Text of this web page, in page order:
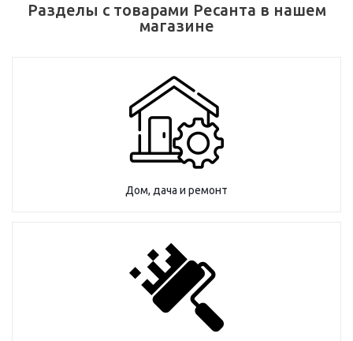
Разделы с товарами Ресанта в нашем
магазине
Дом, дача и ремонт